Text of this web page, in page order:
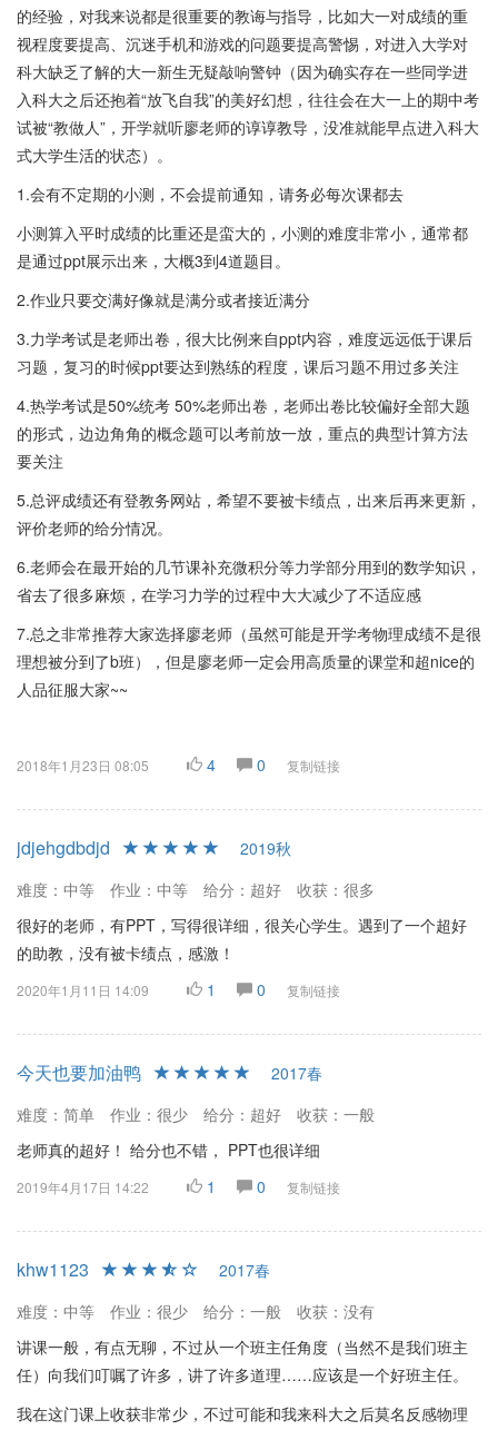
的经验，对我来说都是很重要的教诲与指导，比如大一对成绩的重
视程度要提高、沉迷手机和游戏的问题要提高警惕，对进入大学对
科大缺乏了解的大一新生无疑敲响警钟（因为确实存在一些同学进
入科大之后还抱着“放飞自我”的美好幻想，往往会在大一上的期中考
试被“教做人”，开学就听廖老师的谆谆教导，没准就能早点进入科大
式大学生活的状态）。
1.会有不定期的小测，不会提前通知，请务必每次课都去
小测算入平时成绩的比重还是蛮大的，小测的难度非常小，通常都
是通过ppt展示出来，大概3到4道题目。
2.作业只要交满好像就是满分或者接近满分
3.力学考试是老师出卷，很大比例来自ppt内容，难度远远低于课后
习题，复习的时候ppt要达到熟练的程度，课后习题不用过多关注
4.热学考试是50%统考 50%老师出卷，老师出卷比较偏好全部大题
的形式，边边角角的概念题可以考前放一放，重点的典型计算方法
要关注
5.总评成绩还有登教务网站，希望不要被卡绩点，出来后再来更新，
评价老师的给分情况。
6.老师会在最开始的几节课补充微积分等力学部分用到的数学知识，
省去了很多麻烦，在学习力学的过程中大大减少了不适应感
7.总之非常推荐大家选择廖老师（虽然可能是开学考物理成绩不是很
理想被分到了b班），但是廖老师一定会用高质量的课堂和超nice的
人品征服大家~~
2018年1月23日 08:05 4 0 复制链接
jdjehgdbdjd
2019秋
难度：中等
作业：中等 给分：超好
收获：很多
很好的老师，有PPT，写得很详细，很关心学生。遇到了一个超好
的助教，没有被卡绩点，感激！
2020年1月11日 14:09 1 0 复制链接
今天也要加油鸭
2017春
难度：简单
作业：很少 给分：超好
收获：一般
老师真的超好！ 给分也不错， PPT也很详细
2019年4月17日 14:22 1 0 复制链接
khw1123
2017春
难度：中等
作业：很少 给分：一般
收获：没有
讲课一般，有点无聊，不过从一个班主任角度（当然不是我们班主
任）向我们叮嘱了许多，讲了许多道理……应该是一个好班主任。
我在这门课上收获非常少，不过可能和我来科大之后莫名反感物理